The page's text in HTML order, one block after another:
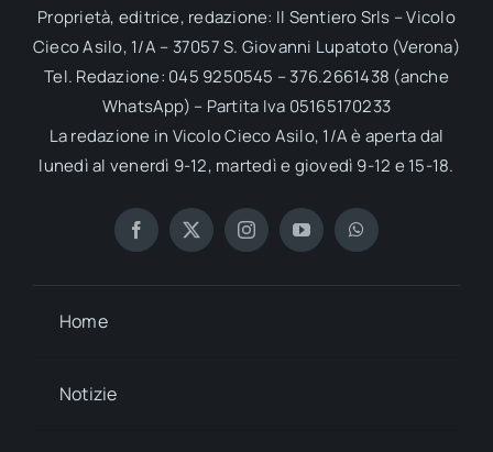
Proprietà, editrice, redazione: Il Sentiero Srls – Vicolo
Cieco Asilo, 1/A – 37057 S. Giovanni Lupatoto (Verona)
Tel. Redazione: 045 9250545 – 376.2661438 (anche
WhatsApp) – Partita Iva 05165170233
La redazione in Vicolo Cieco Asilo, 1/A è aperta dal
lunedì al venerdì 9-12, martedì e giovedì 9-12 e 15-18.
Home
Notizie